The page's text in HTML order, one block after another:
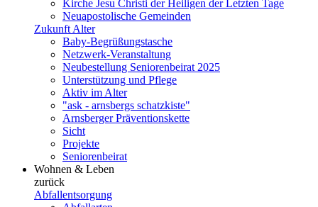
Kirche Jesu Christi der Heiligen der Letzten Tage
Neuapostolische Gemeinden
Zukunft Alter
Baby-Begrüßungstasche
Netzwerk-Veranstaltung
Neubestellung Seniorenbeirat 2025
Unterstützung und Pflege
Aktiv im Alter
"ask - arnsbergs schatzkiste"
Arnsberger Präventionskette
Sicht
Projekte
Seniorenbeirat
Wohnen & Leben
zurück
Abfallentsorgung